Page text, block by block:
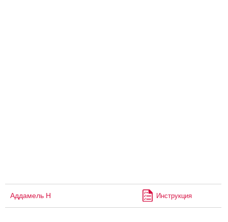
Аддамель Н Инструкция